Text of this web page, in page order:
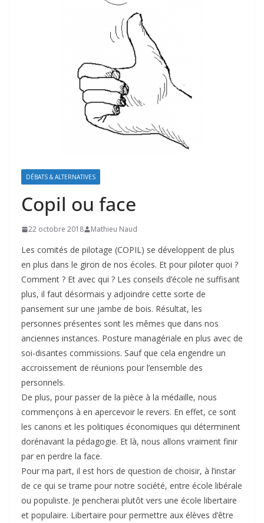
DÉBATS & ALTERNATIVES
Copil ou face
22 octobre 2018 Mathieu Naud
Les comités de pilotage (COPIL) se développent de plus
en plus dans le giron de nos écoles. Et pour piloter quoi ?
Comment ? Et avec qui ? Les conseils d’école ne suffisant
plus, il faut désormais y adjoindre cette sorte de
pansement sur une jambe de bois. Résultat, les
personnes présentes sont les mêmes que dans nos
anciennes instances. Posture managériale en plus avec de
soi-disantes commissions. Sauf que cela engendre un
accroissement de réunions pour l’ensemble des
personnels.
De plus, pour passer de la pièce à la médaille, nous
commençons à en apercevoir le revers. En effet, ce sont
les canons et les politiques économiques qui déterminent
dorénavant la pédagogie. Et là, nous allons vraiment finir
par en perdre la face.
Pour ma part, il est hors de question de choisir, à l’instar
de ce qui se trame pour notre société, entre école libérale
ou populiste. Je pencherai plutôt vers une école libertaire
et populaire. Libertaire pour permettre aux élèves d’être